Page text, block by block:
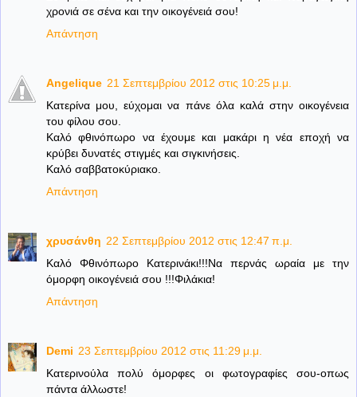
χρονιά σε σένα και την οικογένειά σου!
Απάντηση
Angelique 21 Σεπτεμβρίου 2012 στις 10:25 μ.μ.
Κατερίνα μου, εύχομαι να πάνε όλα καλά στην οικογένεια
του φίλου σου.
Καλό φθινόπωρο να έχουμε και μακάρι η νέα εποχή να
κρύβει δυνατές στιγμές και σιγκινήσεις.
Καλό σαββατοκύριακο.
Απάντηση
χρυσάνθη 22 Σεπτεμβρίου 2012 στις 12:47 π.μ.
Καλό Φθινόπωρο Κατερινάκι!!!Να περνάς ωραία με την
όμορφη οικογένειά σου !!!Φιλάκια!
Απάντηση
Demi 23 Σεπτεμβρίου 2012 στις 11:29 μ.μ.
Κατερινούλα πολύ όμορφες οι φωτογραφίες σου-οπως
πάντα άλλωστε!